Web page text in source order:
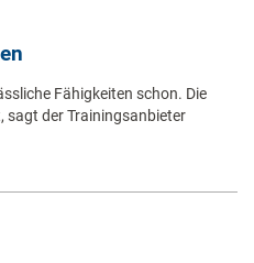
Fähigkeiten schon. Die
sagt der Trainingsanbieter